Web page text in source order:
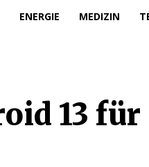
ENERGIE MEDIZIN
13